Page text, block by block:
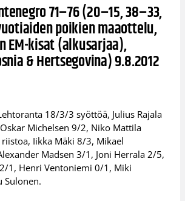
71–76 (20–15, 38–33,
poikien maaottelu,
EM-kisat (alkusarjaa),
& Hertsegovina) 9.8.2012
18/3/3 syöttöä, Julius Rajala
Michelsen 9/2, Niko Mattila
Iikka Mäki 8/3, Mikael
Madsen 3/1, Joni Herrala 2/5,
1, Henri Ventoniemi 0/1, Miki
Sulonen.